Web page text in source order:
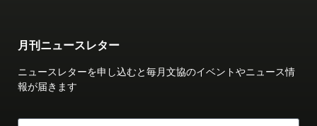
月刊ニュースレター
ニュースレターを申し込むと毎月文協のイベントやニュース情
報が届きます